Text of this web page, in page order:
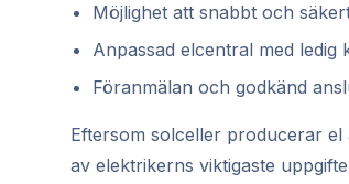
Möjlighet att snabbt och
Anpassad elcentral med ledig
Föranmälan och godkänd
Eftersom solceller producerar
av elektrikerns viktigaste